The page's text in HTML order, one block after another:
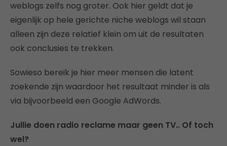
weblogs zelfs nog groter. Ook hier geldt dat je
eigenlijk op hele gerichte niche weblogs wil staan
alleen zijn deze relatief klein om uit de resultaten
ook conclusies te trekken.
Sowieso bereik je hier meer mensen die latent
zoekende zijn waardoor het resultaat minder is als
via bijvoorbeeld een Google AdWords.
Jullie doen radio reclame maar geen TV.. Of toch
wel?